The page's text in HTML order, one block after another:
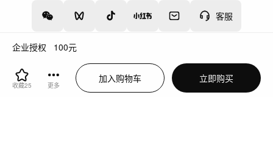
企业授权 100元
收藏25 更多
加入购物车 立即购买
客服
增值电信业务经营许可证：川B2-20160192
蜀ICP备12020238号-4
川公网安备51019002000262
违法和不良信息举报中心